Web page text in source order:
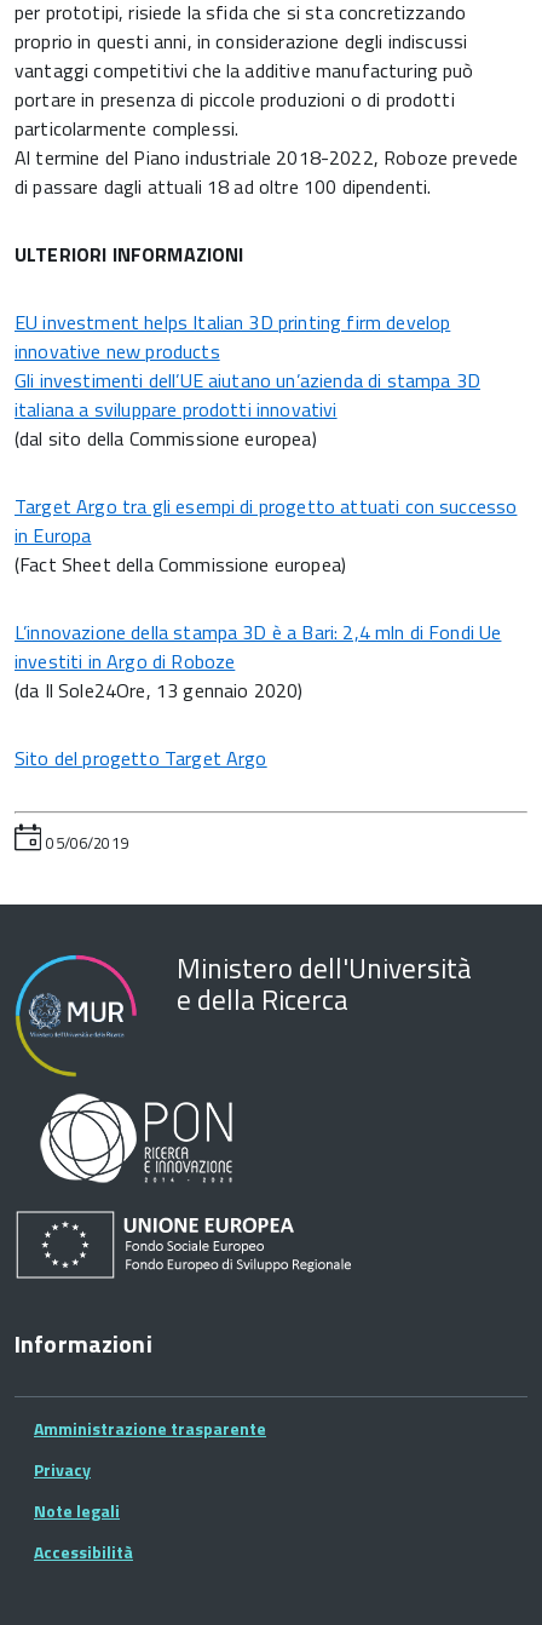
per prototipi, risiede la sfida che si sta concretizzando
proprio in questi anni, in considerazione degli indiscussi
vantaggi competitivi che la additive manufacturing può
portare in presenza di piccole produzioni o di prodotti
particolarmente complessi.
Al termine del Piano industriale 2018-2022, Roboze prevede
di passare dagli attuali 18 ad oltre 100 dipendenti.
ULTERIORI INFORMAZIONI
EU investment helps Italian 3D printing firm develop
innovative new products
Gli investimenti dell’UE aiutano un’azienda di stampa 3D
italiana a sviluppare prodotti innovativi
(dal sito della Commissione europea)
Target Argo tra gli esempi di progetto attuati con successo
in Europa
(Fact Sheet della Commissione europea)
L’innovazione della stampa 3D è a Bari: 2,4 mln di Fondi Ue
investiti in Argo di Roboze
(da Il Sole24Ore, 13 gennaio 2020)
Sito del progetto Target Argo
05/06/2019
Ministero dell'Università
e della Ricerca
Informazioni
Amministrazione trasparente
Privacy
Note legali
Accessibilità